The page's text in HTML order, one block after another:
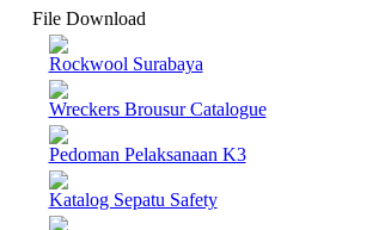
File Download
Rockwool Surabaya
Wreckers Brousur Catalogue
Pedoman Pelaksanaan K3
Katalog Sepatu Safety